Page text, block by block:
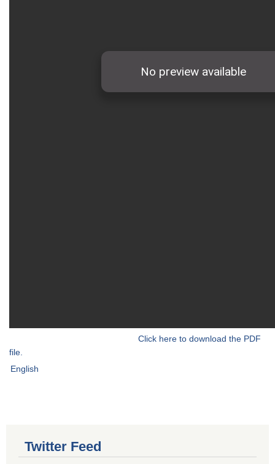
Click here to download the PDF
file.
English
Twitter Feed